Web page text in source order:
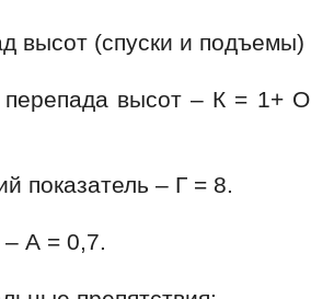
высот (спуски и
высот – К = 1+
показатель – Г = 8.
А = 0,7.